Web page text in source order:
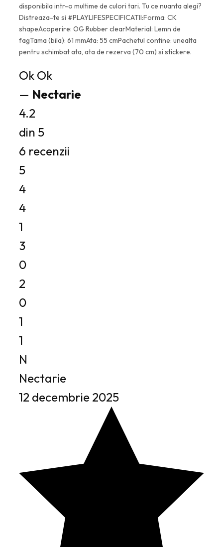
disponibila intr-o multime de culori tari. Tu ce nuanta alegi?
Distreaza-te si #PLAYLIFESPECIFICATII:Forma: CK
shapeAcoperire: OG Rubber clearMaterial: Lemn de
fagTama (bila): 61 mmAta: 55 cmPachetul contine: unealta
pentru schimbat ata, ata de rezerva (70 cm) si stickere.
Ok Ok
— Nectarie
4.2
din 5
6 recenzii
5
4
4
1
3
0
2
0
1
1
N
Nectarie
12 decembrie 2025